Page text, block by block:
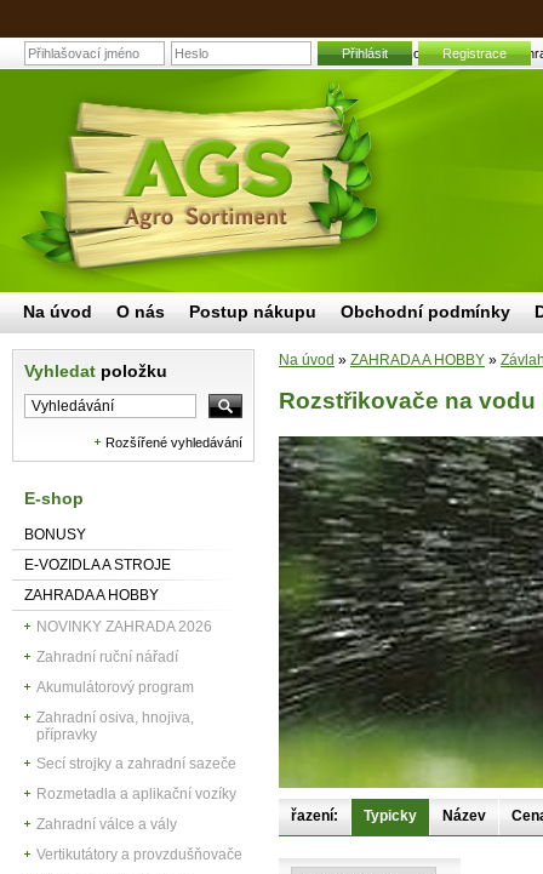
Rozstřikovače na vodu |
Přihlásit Registrace
Vyhledat položku
Rozšířené vyhledávání
E-shop
BONUSY
E-VOZIDLA A STROJE
ZAHRADA A HOBBY
NOVINKY ZAHRADA 2026
Zahradní ruční nářadí
Akumulátorový program
Zahradní osiva, hnojiva,
přípravky
Secí strojky a zahradní sazeče
Rozmetadla a aplikační vozíky
Zahradní válce a vály
Vertikutátory a provzdušňovače
Na úvod » ZAHRADA A HOBBY »
Rozstřikovače na vodu
řazení: Typicky Název
Na úvod O nás Postup nákupu Obchodní podmínky